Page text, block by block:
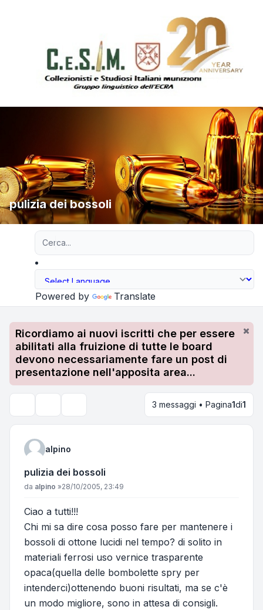
pulizia dei bossoli
Powered by Translate
Ricordiamo ai nuovi iscritti che per essere
abilitati alla fruizione di tutte le board
devono necessariamente fare un post di
presentazione nell'apposita area...
3 messaggi • Pagina1di1
alpino
pulizia dei bossoli
Messaggio
da alpino »28/10/2005, 23:49
Ciao a tutti!!!
Chi mi sa dire cosa posso fare per mantenere i
bossoli di ottone lucidi nel tempo? di solito in
materiali ferrosi uso vernice trasparente
opaca(quella delle bombolette spry per
intenderci)ottenendo buoni risultati, ma se c'è
un modo migliore, sono in attesa di consigli.